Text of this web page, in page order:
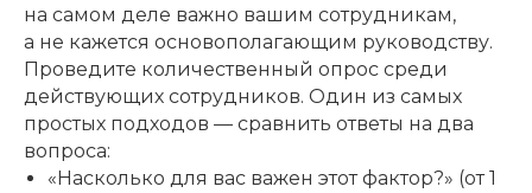
на самом деле важно вашим сотрудникам,
а не кажется основополагающим руководству.
Проведите количественный опрос среди
действующих сотрудников. Один из самых
простых подходов — сравнить ответы на два
вопроса:
«Насколько для вас важен этот фактор?» (от 1